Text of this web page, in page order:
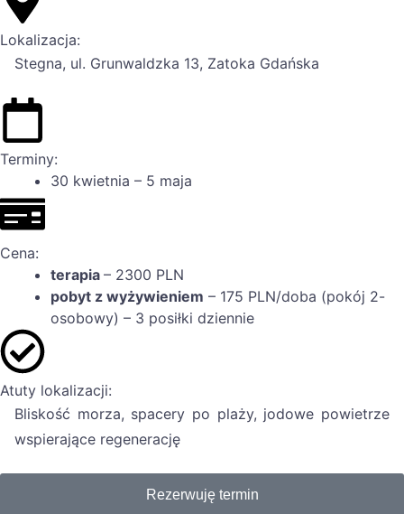
Lokalizacja:
Stegna, ul. Grunwaldzka 13, Zatoka Gdańska
Terminy:
30 kwietnia – 5 maja
Cena:
terapia – 2300 PLN
pobyt z wyżywieniem – 175 PLN/doba (pokój 2-
osobowy) – 3 posiłki dziennie
Atuty lokalizacji:
Bliskość morza, spacery po plaży, jodowe powietrze
wspierające regenerację
Rezerwuję termin